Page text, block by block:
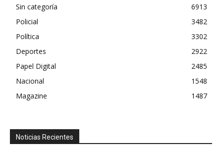
Sin categoría
6913
Policial
3482
Política
3302
Deportes
2922
Papel Digital
2485
Nacional
1548
Magazine
1487
Noticias Recientes